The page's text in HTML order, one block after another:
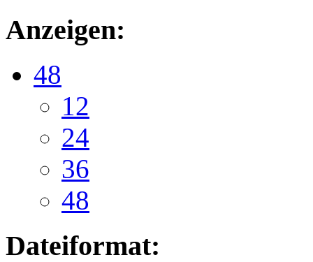
Anzeigen:
48
12
24
36
48
Dateiformat: